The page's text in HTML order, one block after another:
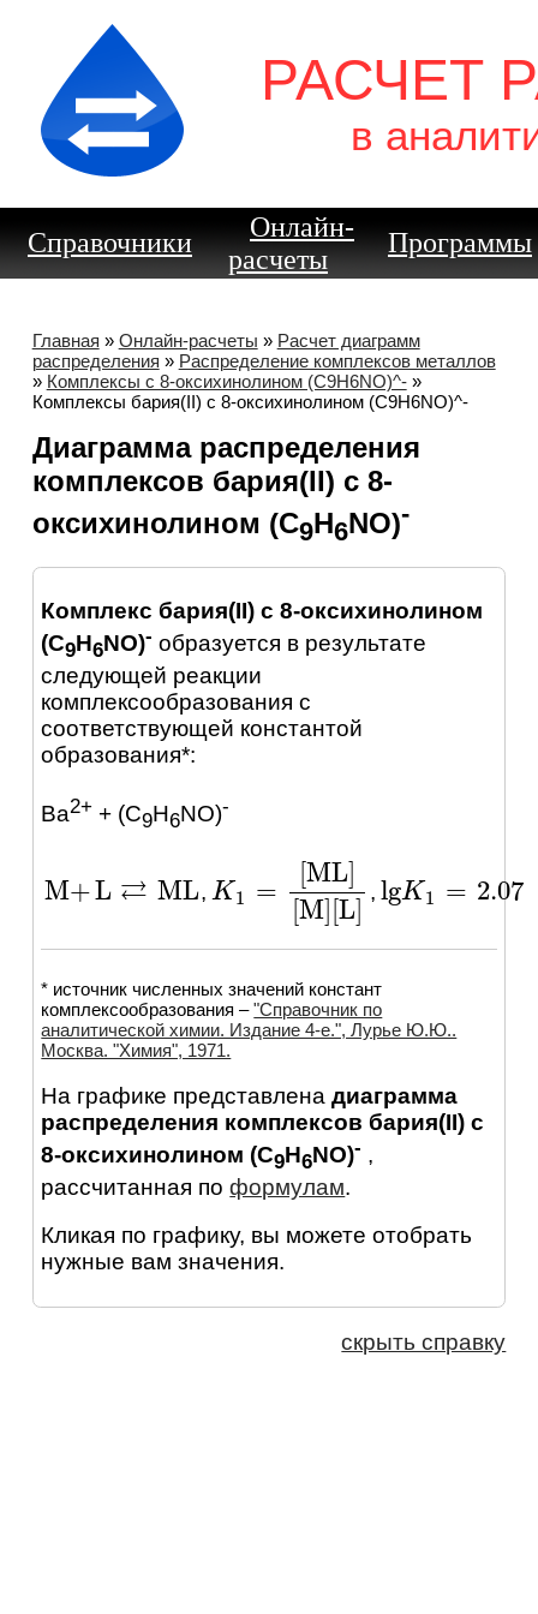
РАСЧЕТ
в
Справочники
Онлайн-
расчеты
Программы
Главная » Онлайн-расчеты » Расчет диаграмм
распределения » Распределение комплексов металлов
» Комплексы с 8-оксихинолином (C9H6NO)^-»
Комплексы бария(II) с 8-оксихинолином (C9H6NO)^-
Диаграмма распределения
комплексов бария(II) с 8-
оксихинолином (C9H6NO)-
Комплекс бария(II) с 8-оксихинолином
(C9H6NO)- образуется в результате
следующей реакции
комплексообразования с
соответствующей константой
образования*:
Ba2+ + (C9H6NO)-
M+L ⇄ ML
M+L⇄ML , K 1 =
[ML]
M] L]
K1= [ML][M][L] , lgK 1 = 2.07
lgK1= 2.07
* источник численных значений констант
комплексообразования –"Справочник по
аналитической химии. Издание 4-е.", Лурье Ю.Ю..
Москва. "Химия", 1971.
На графике представленадиаграмма
распределения комплексов бария(II) с
8-оксихинолином (C9H6NO)- ,
рассчитанная поформулам.
Кликая по графику, вы можете отобрать
нужные вам значения.
скрыть справку